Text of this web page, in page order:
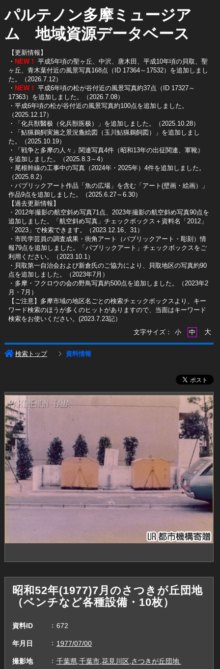
パルテノン多摩ミュージア
ム 地域資源データベース
【更新情報】
・ NEW！ 平成5年頃の聖ヶ丘、中沢、唐木田、平成10年頃の貝取、聖
ヶ丘、青木葉付近の風景写真168点（ID 17364～17532）を追加しまし
た。（2026.7.12）
・ NEW！ 平成6年頃の松が谷付近の風景写真約37点（ID 17327～
17363）を追加しました。（2026.7.08）
・平成6年頃の松が谷付近の風景写真約100点を追加しました。
（2025.12.17）
・「化兵獣醫极（化兵獣医极）」を追加しました。（2025.10.28）
・「鮎猟鵜飼実施之景況麁絵図（玉川鮎猟鵜飼図）」を追加しまし
た。（2025.10.19）
​・「戦争と多摩の人々」関連写真4件（昭和13年の出征関連、軍靴）
を追加しました。（2025.8.3～4）
​・尾根幹線の工事中の写真（2024年・2025年）4件を追加しました。
（2025.8.2）
​・パブリックアート作品「魚の広場」を含む「アート(壁画・絵画）」
作品9点を追加しました。（2025.6.27～6.30）
【過去更新情報】
・2012年撮影の航空斜め写真71点、2023年撮影の航空斜め写真90点を
追加しました。「航空斜め写真」チェックボックス＋資料名「2012」
「2023」で検索できます。（2023.12.16、31）
​・市民学芸員の調査成果・街角アート（パブリックアート・彫刻）情
報79点を追加しました。「パブリックアート」チェックボックスをご
利用ください。（2023.10.1）
・貝取第一自治会および新倉氏のご協力により、貝取地区の写真約90
点を追加しました。（2023年7月）
・多摩・フクロウの会の野鳥写真約500点を追加しました。（2023年2
月・7月）
【ご注意】多摩市域の地区名ごとの検索チェックボックスより、キー
ワード検索のほうが多くのヒットがありますので、当面はキーワード
検索をお使いください。(2023.7.23記）
文字サイズ：
小 中 大
検索トップ 資料情報
昭和52年(1977)7月のさつきが丘団地
（ベンチなど各種設備・10枚）
資料ID 672
年月日 1977/07/00
撮影地 千葉県,千葉市,花見川区,さつきが丘団地